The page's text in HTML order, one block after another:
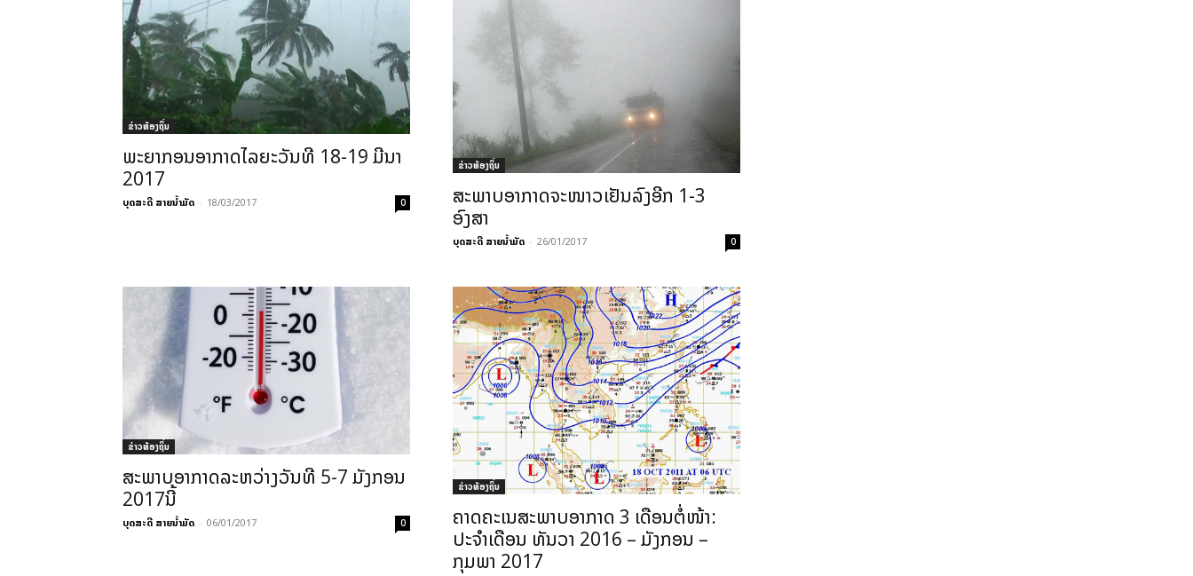
ຂ່າວທ້ອງຖິ່ນ
ພະຍາກອນອາກາດໄລຍະວັນທີ 18-19 ມີນາ
2017
ບຸດສະດີ ສາຍນ້ຳມັດ - 18/03/2017 0
ຂ່າວທ້ອງຖິ່ນ
ສະພາບອາກາດຈະໜາວເຢັນລົງອີກ 1-3
ອົງສາ
ບຸດສະດີ ສາຍນ້ຳມັດ - 26/01/2017 0
ຂ່າວທ້ອງຖິ່ນ
ສະພາບອາກາດລະຫວ່າງວັນທີ 5-7 ມັງກອນ
2017ນີ້
ບຸດສະດີ ສາຍນ້ຳມັດ - 06/01/2017 0
ຂ່າວທ້ອງຖິ່ນ
ຄາດຄະເນສະພາບອາກາດ 3 ເດືອນ​ຕໍ່​ໜ້າ:
ປະຈຳເດືອນ ທັນວາ 2016 – ມັງກອນ –
ກຸມພາ 2017